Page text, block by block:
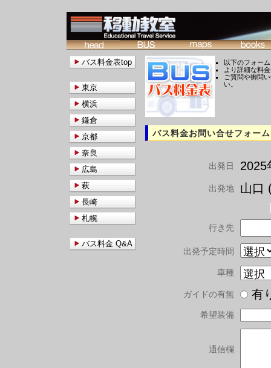
以下のフォー
より詳細な料
ご質問や御問
い。
バス料金お問い合せフォーム
出発日 2025
出発地 山口
行き先
出発予定時間
車種
ガイドの有無
希望装備
通信欄
バス料金表top
東京
横浜
鎌倉
京都
奈良
広島
萩
長崎
札幌
バス料金 Q&A